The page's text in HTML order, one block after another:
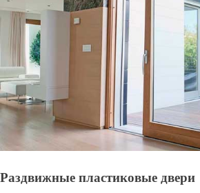
Раздвижные пластиковые двери